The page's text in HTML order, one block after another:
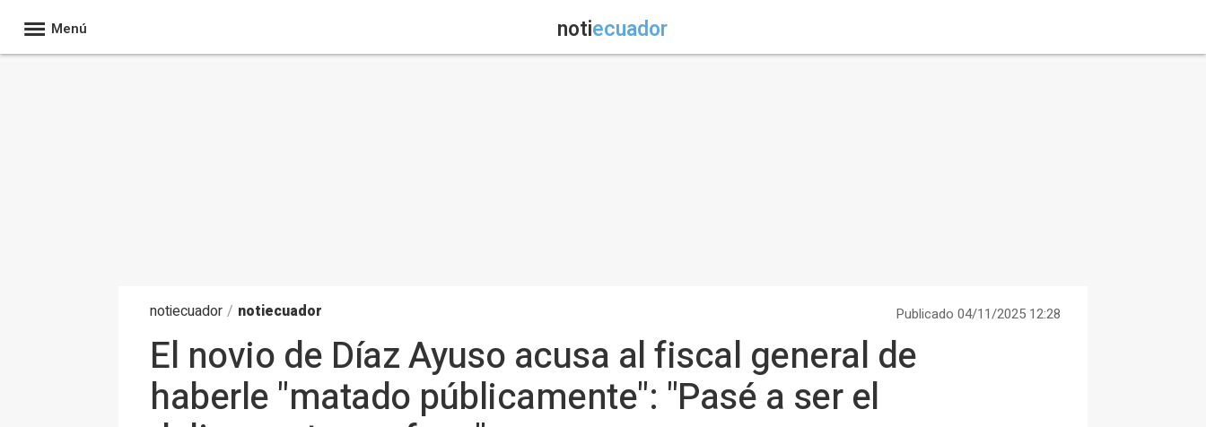
Menú notiecuador
notiecuador / notiecuador Publicado 04/11/2025 12:28
El novio de Díaz Ayuso acusa al fiscal general de
haberle "matado públicamente": "Pasé a ser el